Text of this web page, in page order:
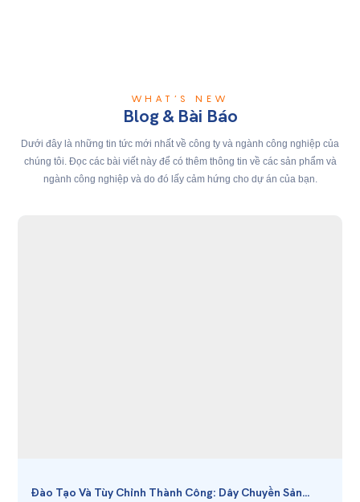
WHAT’S NEW
Blog & Bài Báo
Dưới đây là những tin tức mới nhất về công ty và ngành công nghiệp của
chúng tôi. Đọc các bài viết này để có thêm thông tin về các sản phẩm và
ngành công nghiệp và do đó lấy cảm hứng cho dự án của bạn.
Đào Tạo Và Tùy Chỉnh Thành Công: Dây Chuyền Sản